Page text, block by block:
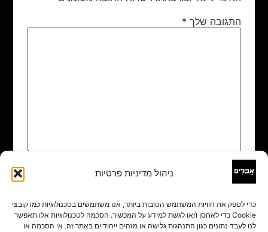
ניהול מדיניות פרטיות
כדי לספק את חוויות המשתמש הטובות ביותר, אנו משתמשים בטכנולוגיות כמו קובצי
Cookie כדי לאחסן ו/או לגשת למידע על המכשיר. הסכמה לטכנולוגיות אלו תאפשר
לנו לעבד נתונים כגון התנהגות גלישה או מזהים ייחודיים באתר זה. אי הסכמה או
התגובה שלך *
שם
אימייל*